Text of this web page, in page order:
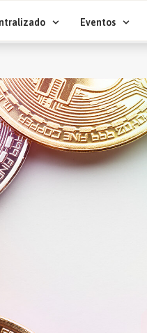
Eventos